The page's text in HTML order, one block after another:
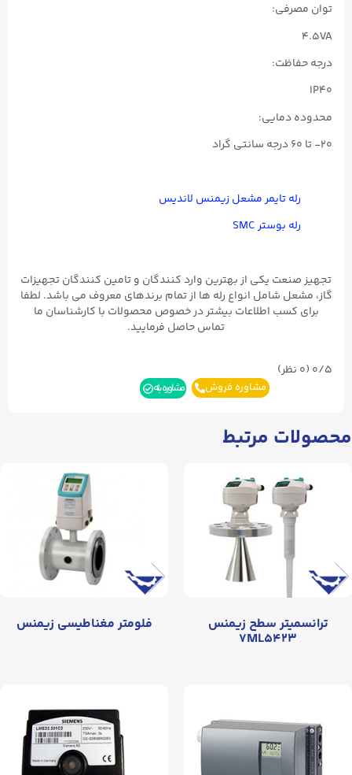
توان مصرفی:
4.5VA
درجه حفاظت:
IP40
محدوده دمایی:
۲۰- تا ۶۰ درجه سانتی گراد
رله تایمر مشعل زیمنس لاندیس
رله بوستر SMC
تجهیز صنعت یکی از بهترین وارد کنندگان و تامین کنندگان تجهیزات
گاز، مشعل شامل انواع رله ها از تمام برندهای معروف می باشد. لطفا
برای کسب اطلاعات بیشتر در خصوص محصولات با کارشناسان ما
تماس حاصل فرمایید.
0/5 (۰ نظر)
مشاوره فروش مشاوره بله
محصولات مرتبط
ترانسمیتر سطح زیمنس
۷ML۵۴۲۳
فلومتر مغناطیسی زیمنس